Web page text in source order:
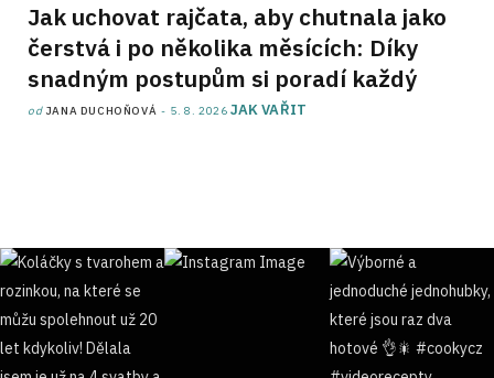
Jak uchovat rajčata, aby chutnala jako
čerstvá i po několika měsících: Díky
snadným postupům si poradí každý
od JANA DUCHOŇOVÁ 5. 8. 2026 JAK VAŘIT